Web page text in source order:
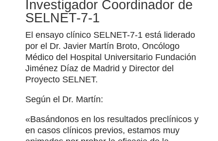
Investigador Coordinador de
SELNET-7-1
El ensayo clínico SELNET-7-1 está liderado
por el Dr. Javier Martín Broto, Oncólogo
Médico del Hospital Universitario Fundación
Jiménez Díaz de Madrid y Director del
Proyecto SELNET.
Según el Dr. Martín:
«Basándonos en los resultados preclínicos y
en casos clínicos previos, estamos muy